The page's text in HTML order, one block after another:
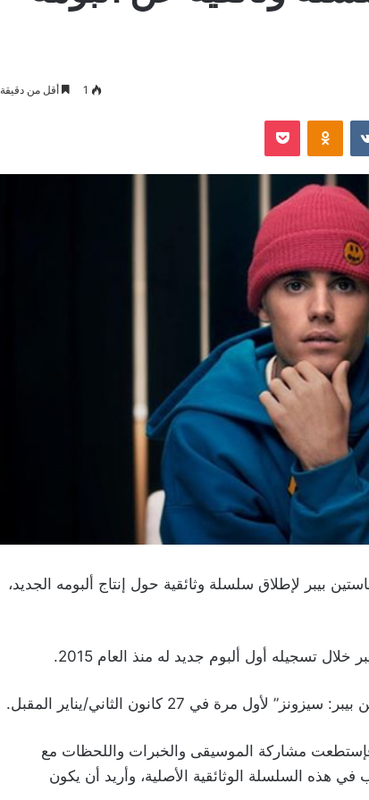
1 أقل من دقيقة
Odnoklassniki
‫Pocket
بيبر​ لإطلاق سلسلة وثائقية حول إنتاج ألبومه الجديد،
تسجيله أول ألبوم جديد له منذ العام 2015.
في 27 كانون الثاني/يناير المقبل.
مشاركة الموسيقى والخبرات واللحظات مع
هذه السلسلة الوثائقية الأصلية، وأريد أن يكون